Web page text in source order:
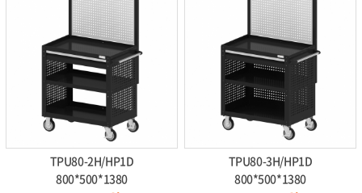
TPU80-2H/HP1D
800*500*1380
TPU80-3H/HP1D
800*500*1380